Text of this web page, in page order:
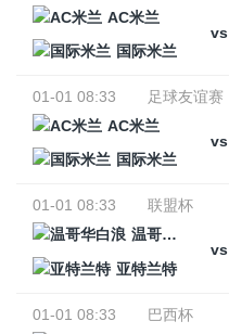
AC米兰
vs
国际米兰
01-01 08:33
足球友谊赛
AC米兰
vs
国际米兰
01-01 08:33
联盟杯
温哥华白浪
vs
亚特兰特
01-01 08:33
巴西杯